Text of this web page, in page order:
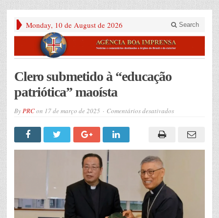
Monday, 10 de August de 2026 Search
Clero submetido à “educação
patriótica” maoísta
ByPRCon 17 de março de 2025 Comentários desativadosem
“educação
maoísta